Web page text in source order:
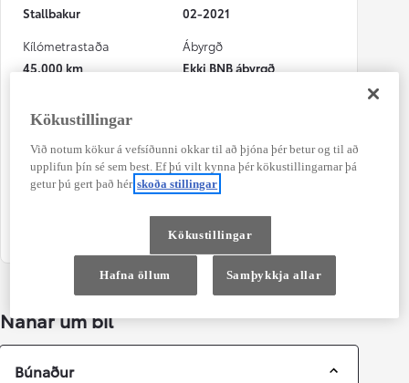
Stallbakur
02-2021
Kílómetrastaða
45.000 km
Ábyrgð
Ekki BNB ábyrgð
Ljósgrár
Sæti
Blandaður akstur Co2
127 g/km
Nánar um bíl
Búnaður
Kökustillingar
Við notum kökur á vefsíðunni okkar til að þjóna þér betur og til að
upplifun þín sé sem best. Ef þú vilt kynna þér kökustillingarnar þá
getur þú gert það hér skoða stillingar
Kökustillingar
Hafna öllum Samþykkja allar